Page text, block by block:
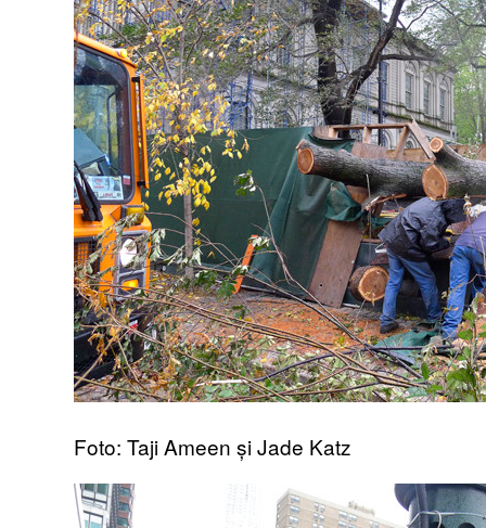
Foto: Taji Ameen și Jade Katz